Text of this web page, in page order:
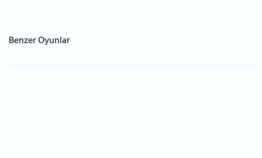
Benzer Oyunlar